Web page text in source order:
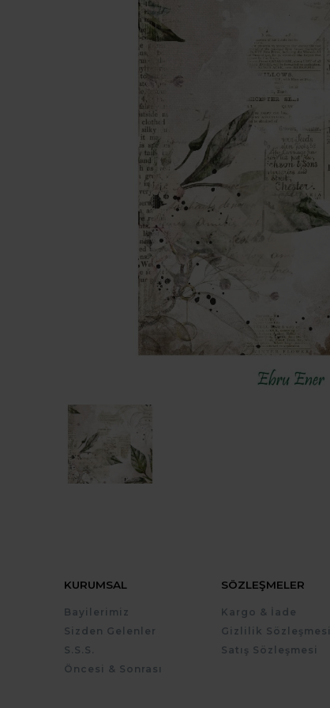
KURUMSAL
Bayilerimiz
Sizden Gelenler
S.S.S.
Öncesi & Sonrası
SÖZLEŞMELER
Kargo & İade
Gizlilik Sözleşmesi
Satış Sözleşmesi